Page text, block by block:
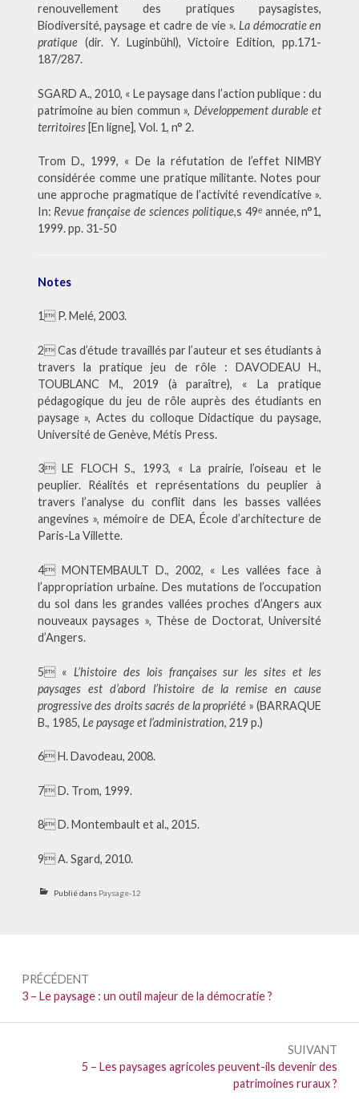
renouvellement des pratiques paysagistes,
Biodiversité, paysage et cadre de vie ». La démocratie en
pratique(dir. Y. Luginbühl), Victoire Edition, pp.171-
187/287.
SGARD A., 2010, « Le paysage dans l’action publique : du
patrimoine au bien commun », Développement durable et
territoires[En ligne], Vol. 1, n° 2.
Trom D., 1999, « De la réfutation de l’effet NIMBY
considérée comme une pratique militante. Notes pour
une approche pragmatique de l’activité revendicative ».
In: Revue française de sciences politique,s 49ᵉ année, n°1,
1999. pp. 31-50
Notes
1 P. Melé, 2003.
2 Cas d’étude travaillés par l’auteur et ses étudiants à
travers la pratique jeu de rôle : DAVODEAU H.,
TOUBLANC M., 2019 (à paraître), « La pratique
pédagogique du jeu de rôle auprès des étudiants en
paysage », Actes du colloque Didactique du paysage,
Université de Genève, Métis Press.
3 LE FLOCH S., 1993, « La prairie, l’oiseau et le
peuplier. Réalités et représentations du peuplier à
travers l’analyse du conflit dans les basses vallées
angevines », mémoire de DEA, École d’architecture de
Paris-La Villette.
4 MONTEMBAULT D., 2002, « Les vallées face à
l’appropriation urbaine. Des mutations de l’occupation
du sol dans les grandes vallées proches d’Angers aux
nouveaux paysages », Thèse de Doctorat, Université
d’Angers.
5 « L’histoire des lois françaises sur les sites et les
paysages est d’abord l’histoire de la remise en cause
progressive des droits sacrés de la propriété » (BARRAQUE
B., 1985, Le paysage et l’administration, 219 p.)
6 H. Davodeau, 2008.
7 D. Trom, 1999.
8 D. Montembault et al., 2015.
9 A. Sgard, 2010.
Publié dans Paysage-12
Navigation
de
l’article
PRÉCÉDENT
Précédent :
3 – Le paysage : un outil majeur de la démocratie ?
SUIVANT
Suivant :
5 – Les paysages agricoles peuvent-ils devenir des
patrimoines ruraux ?